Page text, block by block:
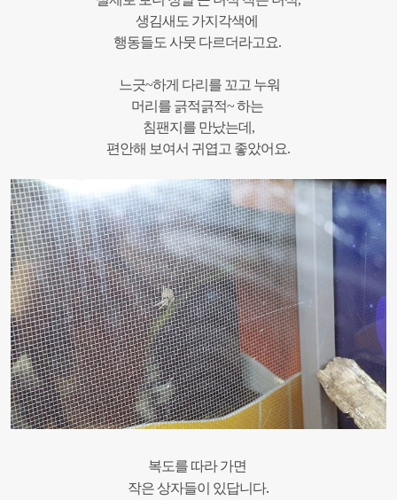
생김새도 가지각색에
행동들도 사뭇 다르더라고요.
느긋~하게 다리를 꼬고 누워
머리를 긁적긁적~ 하는
침팬지를 만났는데,
편안해 보여서 귀엽고 좋았어요.
복도를 따라 가면
작은 상자들이 있답니다.